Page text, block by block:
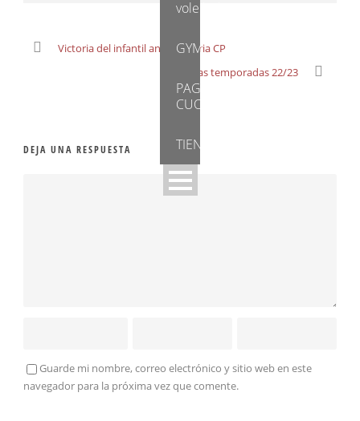
voleibol
GYM
PAGO
CUOTAS
TIENDA
Victoria del infantil ante el Sarria CP
Pruebas temporadas 22/23
DEJA UNA RESPUESTA
Guarde mi nombre, correo electrónico y sitio web en este
navegador para la próxima vez que comente.